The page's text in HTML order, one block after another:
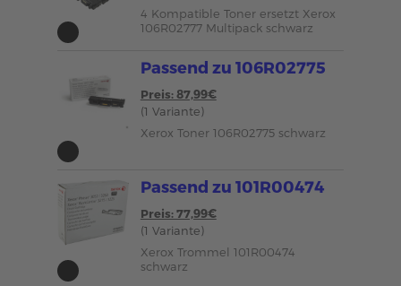
4 Kompatible Toner ersetzt Xerox
106R02777 Multipack schwarz
Passend zu 106R02775
Preis: 87,99€
(1 Variante)
Xerox Toner 106R02775 schwarz
Passend zu 101R00474
Preis: 77,99€
(1 Variante)
Xerox Trommel 101R00474
schwarz